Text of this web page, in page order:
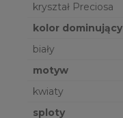
kryształ Preciosa
kolor dominujący
biały
motyw
kwiaty
sploty